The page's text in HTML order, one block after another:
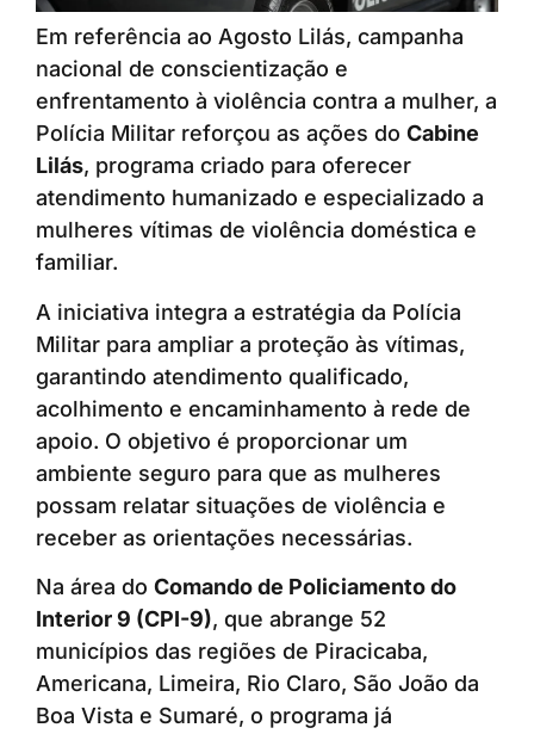
Em referência ao Agosto Lilás, campanha
nacional de conscientização e
enfrentamento à violência contra a mulher, a
Polícia Militar reforçou as ações do Cabine
Lilás, programa criado para oferecer
atendimento humanizado e especializado a
mulheres vítimas de violência doméstica e
familiar.
A iniciativa integra a estratégia da Polícia
Militar para ampliar a proteção às vítimas,
garantindo atendimento qualificado,
acolhimento e encaminhamento à rede de
apoio. O objetivo é proporcionar um
ambiente seguro para que as mulheres
possam relatar situações de violência e
receber as orientações necessárias.
Na área do Comando de Policiamento do
Interior 9 (CPI-9), que abrange 52
municípios das regiões de Piracicaba,
Americana, Limeira, Rio Claro, São João da
Boa Vista e Sumaré, o programa já